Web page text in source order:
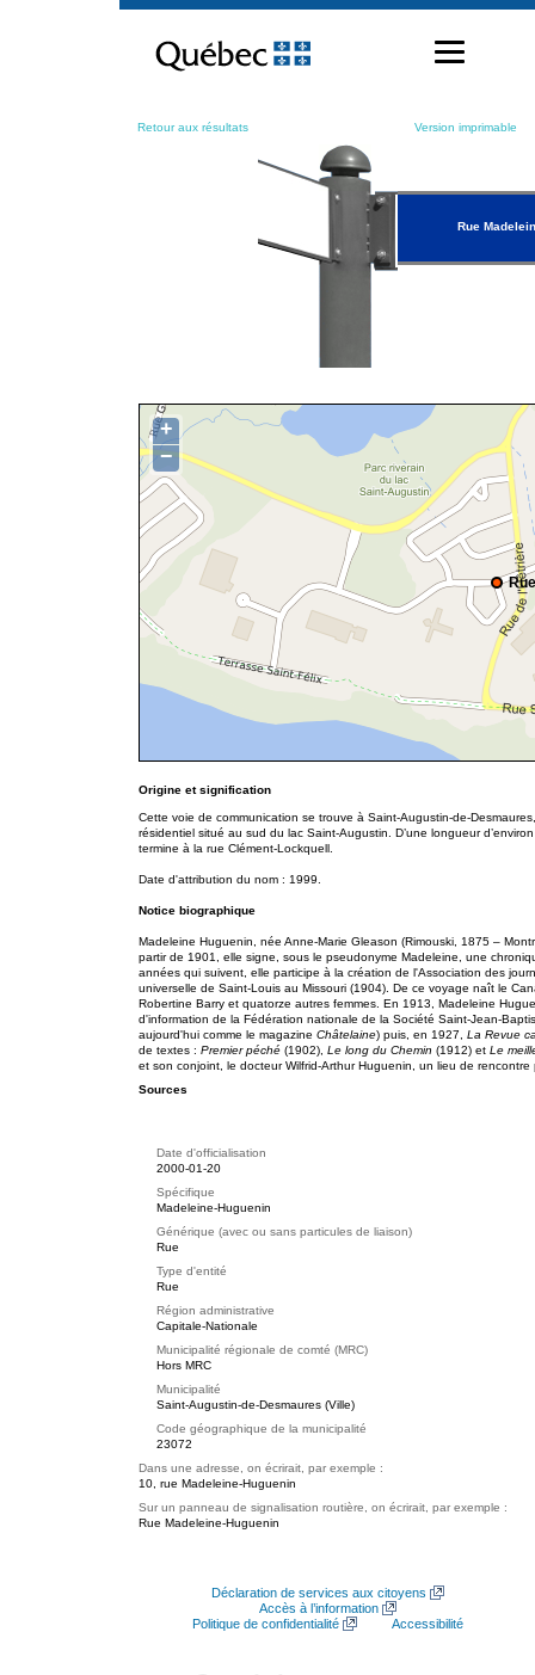
contenu
Retour aux résultats Version imprimable
Rue
+
−
Origine et signification
Cette voie de communication se trouve à Saint-Augustin-de-
résidentiel situé au sud du lac Saint-Augustin. D’une longueur
termine à la rue Clément-Lockquell.
Date d'attribution du nom : 1999.
Notice biographique
Madeleine Huguenin, née Anne-Marie Gleason (Rimouski, 1875 –
partir de 1901, elle signe, sous le pseudonyme Madeleine, une
années qui suivent, elle participe à la création de l'Association des
universelle de Saint-Louis au Missouri (1904). De ce voyage naît le
Robertine Barry et quatorze autres femmes. En 1913, Madeleine
d'information de la Fédération nationale de la Société Saint-Jean-
aujourd'hui comme le magazine Châtelaine) puis, en 1927, La Revue
de textes : Premier péché (1902), Le long du Chemin (1912) et Le
et son conjoint, le docteur Wilfrid-Arthur Huguenin, un lieu de rencontre
Sources
Date d'officialisation
2000-01-20
Spécifique
Madeleine-Huguenin
Générique (avec ou sans particules de liaison)
Rue
Type d'entité
Rue
Région administrative
Capitale-Nationale
Municipalité régionale de comté (MRC)
Hors MRC
Municipalité
Saint-Augustin-de-Desmaures (Ville)
Code géographique de la municipalité
23072
Dans une adresse, on écrirait, par exemple :
10, rue Madeleine-Huguenin
Sur un panneau de signalisation routière, on écrirait, par exemple :
Rue Madeleine-Huguenin
Déclaration de services aux citoyens
Accès à l’information
Politique de confidentialité
Accessibilité